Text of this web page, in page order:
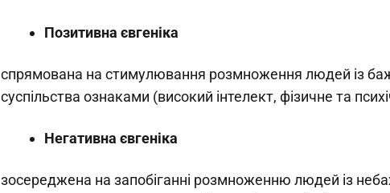
Позитивна євгеніка
спрямована на стимулювання розмноження людей із
суспільства ознаками (високий інтелект, фізичне та
Негативна євгеніка
зосереджена на запобіганні розмноженню людей із